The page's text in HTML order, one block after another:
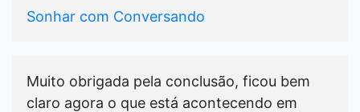
Sonhar com Conversando
Muito obrigada pela conclusão, ficou bem
claro agora o que está acontecendo em